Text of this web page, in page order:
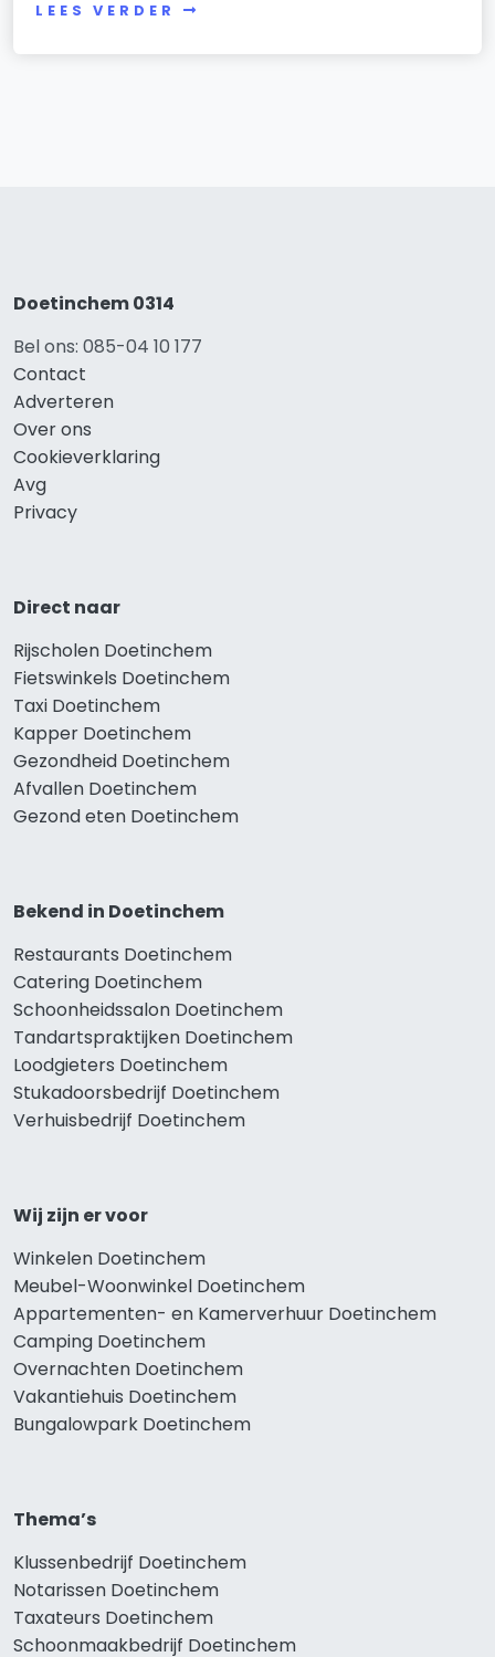
LEES VERDER
Doetinchem 0314
Bel ons: 085-04 10 177
Contact
Adverteren
Over ons
Cookieverklaring
Avg
Privacy
Direct naar
Rijscholen Doetinchem
Fietswinkels Doetinchem
Taxi Doetinchem
Kapper Doetinchem
Gezondheid Doetinchem
Afvallen Doetinchem
Gezond eten Doetinchem
Bekend in Doetinchem
Restaurants Doetinchem
Catering Doetinchem
Schoonheidssalon Doetinchem
Tandartspraktijken Doetinchem
Loodgieters Doetinchem
Stukadoorsbedrijf Doetinchem
Verhuisbedrijf Doetinchem
Wij zijn er voor
Winkelen Doetinchem
Meubel-Woonwinkel Doetinchem
Appartementen- en Kamerverhuur Doetinchem
Camping Doetinchem
Overnachten Doetinchem
Vakantiehuis Doetinchem
Bungalowpark Doetinchem
Thema’s
Klussenbedrijf Doetinchem
Notarissen Doetinchem
Taxateurs Doetinchem
Schoonmaakbedrijf Doetinchem